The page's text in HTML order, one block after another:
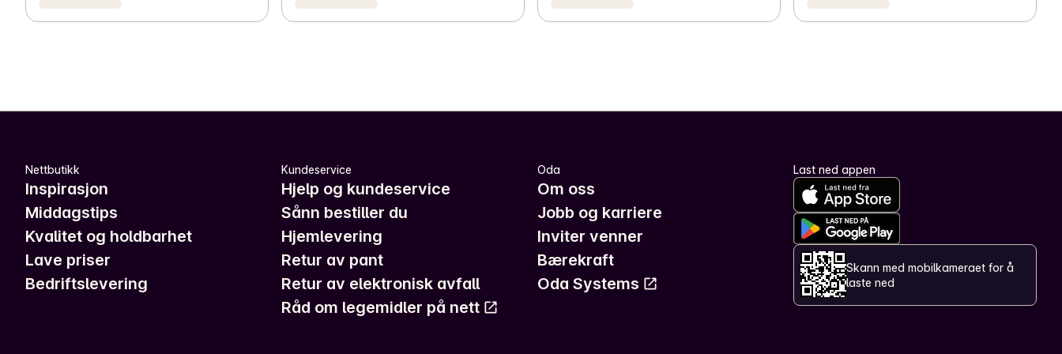
Nettbutikk
Inspirasjon
Middagstips
Kvalitet og holdbarhet
Lave priser
Bedriftslevering
Kundeservice
Hjelp og kundeservice
Sånn bestiller du
Hjemlevering
Retur av pant
Retur av elektronisk avfall
Råd om legemidler på nett
Oda
Om oss
Jobb og karriere
Inviter venner
Bærekraft
Oda Systems
Last ned appen
Skann med mobilkameraet for å
laste ned